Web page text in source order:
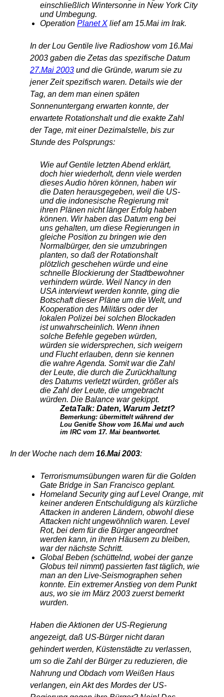
einschließlich Wintersonne in New York City
und Umbegung.
Operation Planet X lief am 15.Mai im Irak.
In der Lou Gentile live Radioshow vom 16.Mai
2003 gaben die Zetas das spezifische Datum
27.Mai 2003 und die Gründe, warum sie zu
jener Zeit spezifisch waren. Details wie der
Tag, an dem man einen späten
Sonnenuntergang erwarten konnte, der
erwartete Rotationshalt und die exakte Zahl
der Tage, mit einer Dezimalstelle, bis zur
Stunde des Polsprungs:
Wie auf Gentile letzten Abend erklärt,
doch hier wiederholt, denn viele werden
dieses Audio hören können, haben wir
die Daten herausgegeben, weil die US-
und die indonesische Regierung mit
ihren Plänen nicht länger Erfolg haben
können. Wir haben das Datum eng bei
uns gehalten, um diese Regierungen in
gleiche Position zu bringen wie den
Normalbürger, den sie umzubringen
planten, so daß der Rotationshalt
plötzlich geschehen würde und eine
schnelle Blockierung der Stadtbewohner
verhindern würde. Weil Nancy in den
USA interviewt werden konnte, ging die
Botschaft dieser Pläne um die Welt, und
Kooperation des Militärs oder der
lokalen Polizei bei solchen Blockaden
ist unwahrscheinlich. Wenn ihnen
solche Befehle gegeben würden,
würden sie widersprechen, sich weigern
und Flucht erlauben, denn sie kennen
die wahre Agenda. Somit war die Zahl
der Leute, die durch die Zurückhaltung
des Datums verletzt würden, größer als
die Zahl der Leute, die umgebracht
würden. Die Balance war gekippt.
ZetaTalk: Daten, Warum Jetzt?
Bemerkung: übermittelt während der
Lou Genitle Show vom 16.Mai und auch
im IRC vom 17. Mai beantwortet.
In der Woche nach dem 16.Mai2003:
Terrorismumsübungen waren für die Golden
Gate Bridge in San Francisco geplant.
Homeland Security ging auf Level Orange, mit
keiner anderen Entschuldigung als kürzliche
Attacken in anderen Ländern, obwohl diese
Attacken nicht ungewöhnlich waren. Level
Rot, bei dem für die Bürger angeordnet
werden kann, in ihren Häusern zu bleiben,
war der nächste Schritt.
Global Beben (schüttelnd, wobei der ganze
Globus teil nimmt) passierten fast täglich, wie
man an den Live-Seismographen sehen
konnte. Ein extremer Anstieg von dem Punkt
aus, wo sie im März 2003 zuerst bemerkt
wurden.
Haben die Aktionen der US-Regierung
angezeigt, daß US-Bürger nicht daran
gehindert werden, Küstenstädte zu verlassen,
um so die Zahl der Bürger zu reduzieren, die
Nahrung und Obdach vom Weißen Haus
verlangen, ein Akt des Mordes der US-